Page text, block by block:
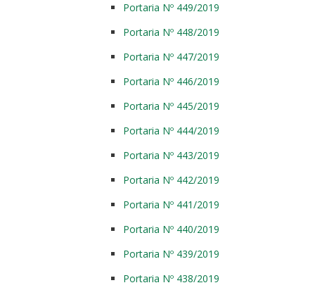
Portaria Nº 449/2019
Portaria Nº 448/2019
Portaria Nº 447/2019
Portaria Nº 446/2019
Portaria Nº 445/2019
Portaria Nº 444/2019
Portaria Nº 443/2019
Portaria Nº 442/2019
Portaria Nº 441/2019
Portaria Nº 440/2019
Portaria Nº 439/2019
Portaria Nº 438/2019